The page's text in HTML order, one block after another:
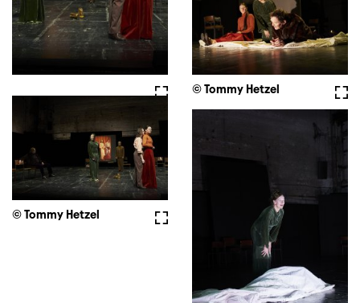
Fullscreen© Tommy Hetzel
Fullscreen
© Tommy Hetzel